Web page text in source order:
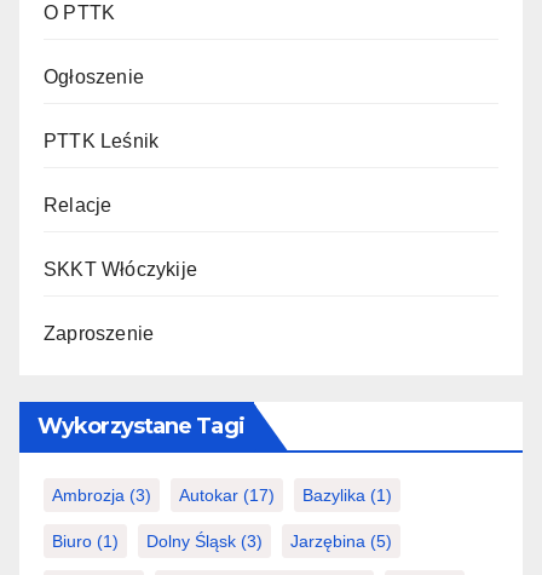
O PTTK
Ogłoszenie
PTTK Leśnik
Relacje
SKKT Włóczykije
Zaproszenie
Wykorzystane Tagi
Ambrozja (3) Autokar (17) Bazylika (1)
Biuro (1) Dolny Śląsk (3) Jarzębina (5)